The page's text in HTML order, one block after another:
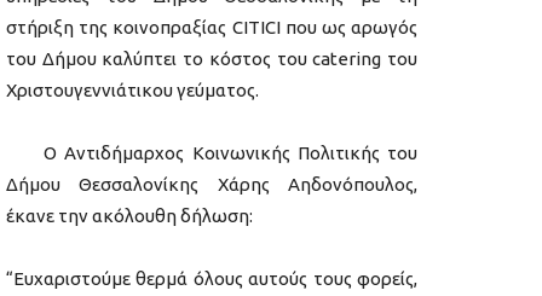
στήριξη της κοινοπραξίας CITICI που ως αρωγός
του Δήμου καλύπτει το κόστος του catering του
Χριστουγεννιάτικου γεύματος.
O Αντιδήμαρχος Κοινωνικής Πολιτικής του
Δήμου Θεσσαλονίκης Χάρης Αηδονόπουλος,
έκανε την ακόλουθη δήλωση:
“Ευχαριστούμε θερμά όλους αυτούς τους φορείς,